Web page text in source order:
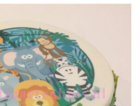
Over ons
Contact
Bestellen